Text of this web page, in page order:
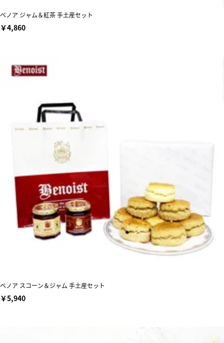
ベノア ジャム＆紅茶 手土産セット
￥4,860
ベノア スコーン＆ジャム 手土産セット
￥5,940